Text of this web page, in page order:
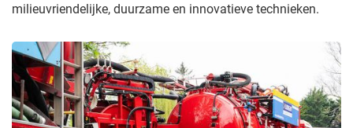
milieuvriendelijke, duurzame en innovatieve technieken.